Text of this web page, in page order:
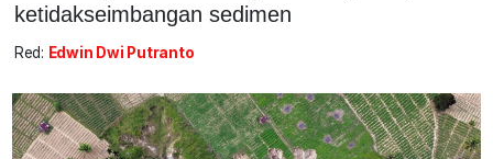
ketidakseimbangan sedimen
Red: Edwin Dwi Putranto